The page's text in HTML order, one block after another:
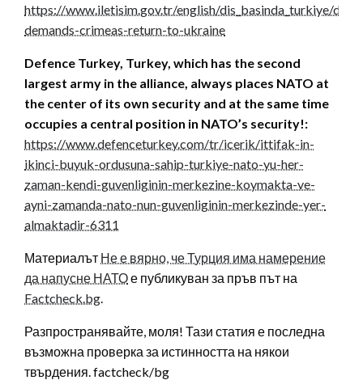
https://www.iletisim.gov.tr/english/dis_basinda_turkiye/
demands-crimeas-return-to-ukraine
Defence Turkey, Turkey, which has the second
largest army in the alliance, always places NATO at
the center of its own security and at the same time
occupies a central position in NATO’s security!:
https://www.defenceturkey.com/tr/icerik/ittifak-in-
ikinci-buyuk-ordusuna-sahip-turkiye-nato-yu-her-
zaman-kendi-guvenliginin-merkezine-koymakta-ve-
ayni-zamanda-nato-nun-guvenliginin-merkezinde-yer-
almaktadir-6311
Материалът Не е вярно, че Турция има намерение
да напусне НАТОе публикуван за пръв път на
Factcheck.bg
Разпространявайте, моля! Тази статия е последна
възможна проверка за истинността на някои
твърдения. factcheck/bg